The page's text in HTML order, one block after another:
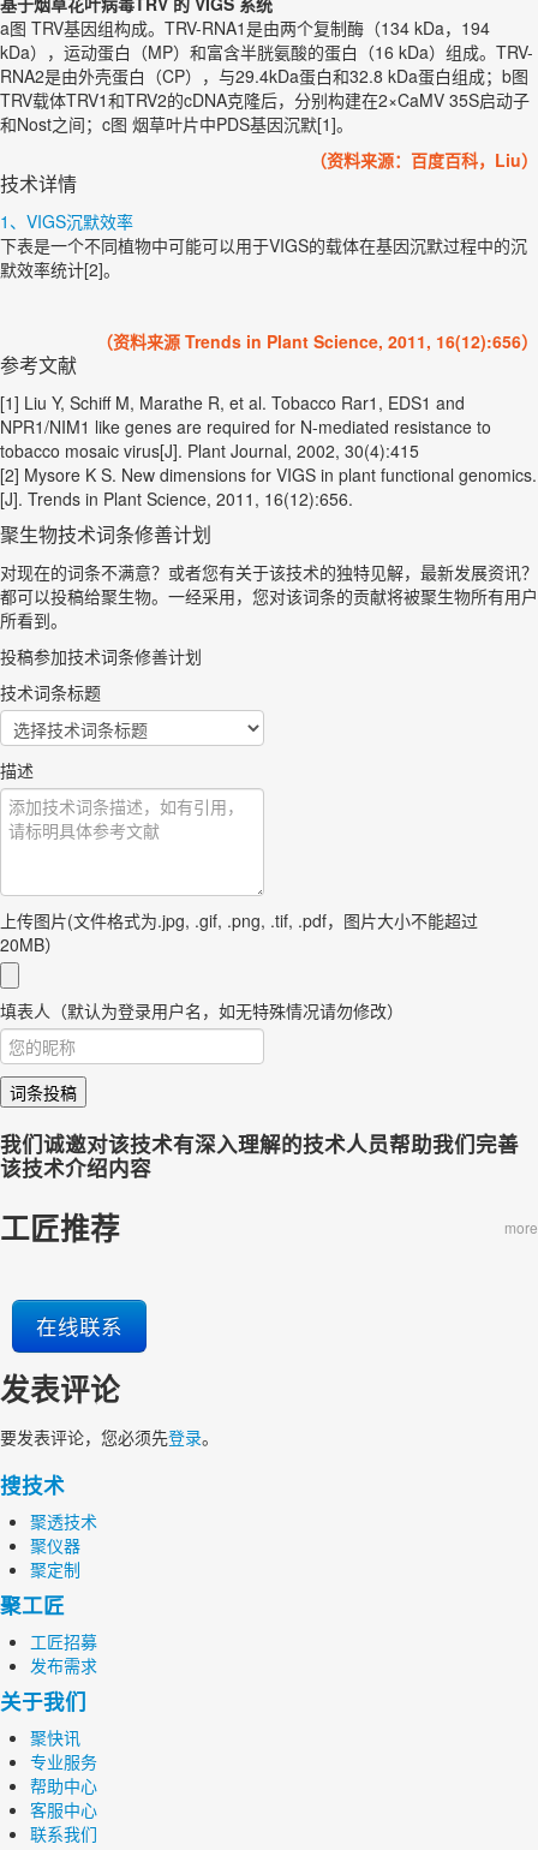
a图 TRV基因组构成。TRV-RNA1是由两个复制酶（134 kDa，194
kDa），运动蛋白（MP）和富含半胱氨酸的蛋白（16 kDa）组成。TRV-
RNA2是由外壳蛋白（CP），与29.4kDa蛋白和32.8 kDa蛋白组成；b图
TRV载体TRV1和TRV2的cDNA克隆后，分别构建在2×CaMV 35S启动子
和Nost之间；c图 烟草叶片中PDS基因沉默[1]。
（资料来源：百度百科，Liu）
技术详情
1、VIGS沉默效率
下表是一个不同植物中可能可以用于VIGS的载体在基因沉默过程中的沉
默效率统计[2]。
（资料来源 Trends in Plant Science, 2011, 16(12):656）
参考文献
[1] Liu Y, Schiff M, Marathe R, et al. Tobacco Rar1, EDS1 and
NPR1/NIM1 like genes are required for N-mediated resistance to
tobacco mosaic virus[J]. Plant Journal, 2002, 30(4):415
[2] Mysore K S. New dimensions for VIGS in plant functional genomics.
[J]. Trends in Plant Science, 2011, 16(12):656.
聚生物技术词条修善计划
对现在的词条不满意？或者您有关于该技术的独特见解，最新发展资讯？
都可以投稿给聚生物。一经采用，您对该词条的贡献将被聚生物所有用户
所看到。
投稿参加技术词条修善计划
技术词条标题
描述
上传图片(文件格式为.jpg, .gif, .png, .tif, .pdf，图片大小不能超过
20MB）
填表人（默认为登录用户名，如无特殊情况请勿修改）
词条投稿
我们诚邀对该技术有深入理解的技术人员帮助我们完善
该技术介绍内容
工匠推荐 more
在线联系
发表评论
要发表评论，您必须先登录。
搜技术
聚透技术
聚仪器
聚定制
聚工匠
工匠招募
发布需求
关于我们
聚快讯
专业服务
帮助中心
客服中心
联系我们